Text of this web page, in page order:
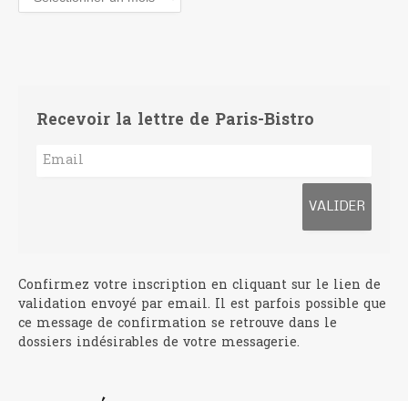
Recevoir la lettre de Paris-Bistro
Confirmez votre inscription en cliquant sur le lien de
validation envoyé par email. Il est parfois possible que
ce message de confirmation se retrouve dans le
dossiers indésirables de votre messagerie.